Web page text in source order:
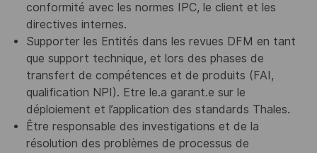
conformité avec les normes IPC, le client et les
directives internes.
Supporter les Entités dans les revues DFM en tant
que support technique, et lors des phases de
transfert de compétences et de produits (FAI,
qualification NPI). Etre le.a garant.e sur le
déploiement et l’application des standards Thales.
Être responsable des investigations et de la
résolution des problèmes de processus de